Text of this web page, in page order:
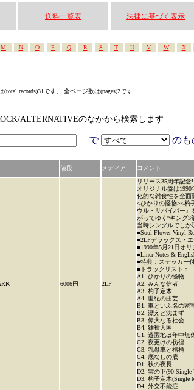
送料一覧表 法律に基づく表示
M N O P Q R S T U V W X
(total records)31です。 全ページ数は(pages)2です
ALTERNATIVEのなかから検索します
で のも
値段 メディア コメント
6006円 2LP
リリース35周年記
オリジナル盤は
化的な雑食性を全面
<ひかりの怪物><杓
ウル・サバイバー
がってゆく“キング3
当時シングルでし
■Soul Flower Vinyl
■2LPデラックス・
■1990年5月21日オリ
■Liner Notes &
■特典：ステッカー
■トラックリスト：
A1. ひかりの怪物
A2. みんな信者
A3. 杓子定木
A4. 世紀の曲芸
B1. 車といふ名の密
B2. 漂えど沈まず
B3. 偉大なる社会
B4. 雑種天国
C1. 遊園地は年中無
C2. 夜更けの彷徨
C3. 乳母車と棺桶
C4. 底なしの底
D1. 秋の夜長
D2. 雲の下(90 Single
D3. 杓子定木(Single
D4. 外交不能症